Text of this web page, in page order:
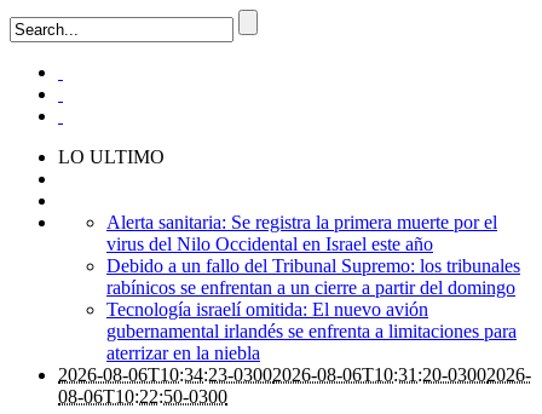
LO ULTIMO
Alerta sanitaria: Se registra la primera muerte por el
virus del Nilo Occidental en Israel este año
Debido a un fallo del Tribunal Supremo: los tribunales
rabínicos se enfrentan a un cierre a partir del domingo
Tecnología israelí omitida: El nuevo avión
gubernamental irlandés se enfrenta a limitaciones para
aterrizar en la niebla
2026-08-06T10:34:23-03002026-08-06T10:31:20-03002026-
08-06T10:22:50-0300